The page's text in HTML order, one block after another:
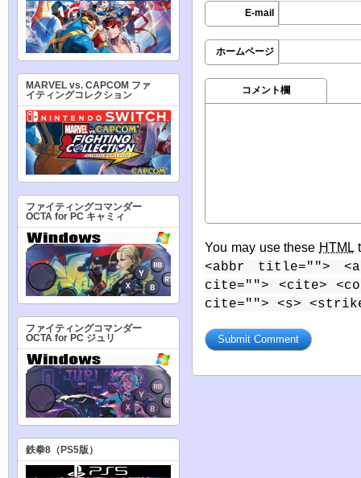
E-mail
ホームページ
コメント欄
You may use these HTML
<abbr title="">
cite=""> <cite>
cite=""> <s>
MARVEL vs. CAPCOM ファ
イティングコレクション
ファイティングコマンダー
OCTA for PC キャミィ
ファイティングコマンダー
OCTA for PC ジュリ
鉄拳8（PS5版）